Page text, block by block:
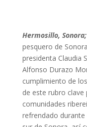
Hermosillo,
pesquero de
presidenta Claudia
Alfonso Durazo
cumplimiento de
de este rubro
comunidades
refrendado